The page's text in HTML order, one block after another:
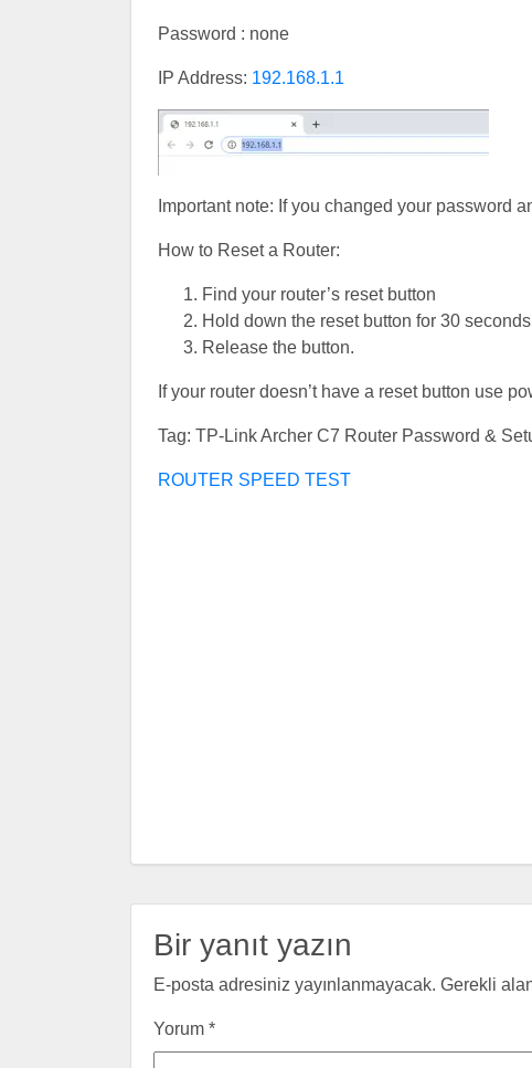
Password : none
IP Address: 192.168.1.1
Important note: If you changed your password
How to Reset a Router:
Find your router’s reset button
Hold down the reset button for 30
Release the button.
If your router doesn’t have a reset button use
Tag: TP-Link Archer C7 Router Password &
ROUTER SPEED TEST
Bir yanıt yazın
E-posta adresiniz yayınlanmayacak. Gerekli
Yorum *